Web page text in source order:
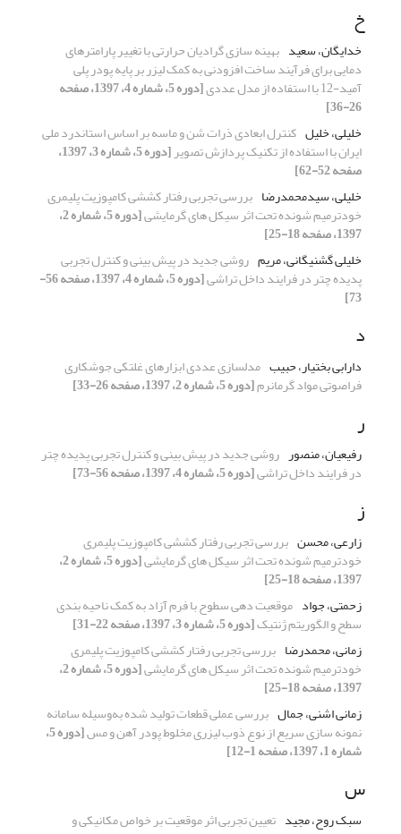
خ
خدایگان، سعید بهینه سازی گرادیان حرارتی با تغییر پارامترهای
دمایی برای فرآیند ساخت افزودنی به کمک لیزر بر پایه پودر پلی
آمید-12 با استفاده از مدل عددی [دوره 5، شماره 4، 1397، صفحه
26-36]
خلیلی، خلیل کنترل ابعادی ذرات شن و ماسه بر اساس استاندرد ملی
ایران با استفاده از تکنیک پردازش تصویر [دوره 5، شماره 3، 1397،
صفحه 52-62]
خلیلی، سیدمحمدرضا بررسی تجربی رفتار کششی کامپوزیت پلیمری
خودترمیم شونده تحت اثر سیکل های گرمایشی [دوره 5، شماره 2،
1397، صفحه 18-25]
خلیلی گشنیگانی، مریم روشی جدید در پیش‏ بینی و کنترل تجربی
پدیده چتر در فرایند داخل‏ تراشی [دوره 5، شماره 4، 1397، صفحه 56-
73]
د
دارابی بختیار، حبیب مدلسازی عددی ابزارهای غلتکی جوشکاری
فراصوتی مواد گرمانرم[دوره 5، شماره 2، 1397، صفحه 26-33]
ر
رفیعیان، منصور روشی جدید در پیش‏ بینی و کنترل تجربی پدیده چتر
در فرایند داخل‏ تراشی[دوره 5، شماره 4، 1397، صفحه 56-73]
ز
زارعی، محسن بررسی تجربی رفتار کششی کامپوزیت پلیمری
خودترمیم شونده تحت اثر سیکل های گرمایشی [دوره 5، شماره 2،
1397، صفحه 18-25]
زحمتی، جواد موقعیت دهی سطوح با فرم آزاد به کمک ناحیه بندی
سطح و الگوریتم ژنتیک[دوره 5، شماره 3، 1397، صفحه 22-31]
زمانی، محمدرضا بررسی تجربی رفتار کششی کامپوزیت پلیمری
خودترمیم شونده تحت اثر سیکل های گرمایشی [دوره 5، شماره 2،
1397، صفحه 18-25]
زمانی اشنی، جمال بررسی عملی قطعات تولید شده به‌وسیله سامانه
نمونه سازی سریع از نوع ذوب لیزری مخلوط پودر آهن و مس [دوره 5،
شماره 1، 1397، صفحه 1-12]
س
سبک روح، مجید تعیین تجربی اثر موقعیت بر خواص مکانیکی و